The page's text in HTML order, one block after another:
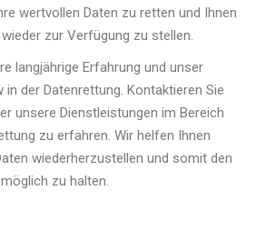
wertvollen Daten zu retten und Ihnen
zur Verfügung zu stellen.
langjährige Erfahrung und unser
der Datenrettung. Kontaktieren Sie
unsere Dienstleistungen im Bereich
zu erfahren. Wir helfen Ihnen
wiederherzustellen und somit den
zu halten.